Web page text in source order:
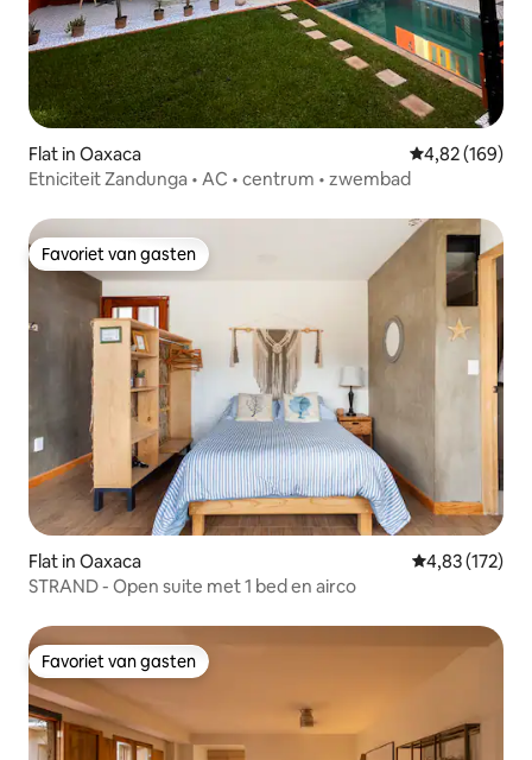
Flat in Oaxaca Gemiddelde
4,82 (169)
Etniciteit Zandunga • AC • centrum • zwembad
Favoriet van gasten
Favoriet van gasten
Flat in Oaxaca Gemiddelde
4,83 (172)
STRAND - Open suite met 1 bed en airco
Favoriet van gasten
Favoriet van gasten